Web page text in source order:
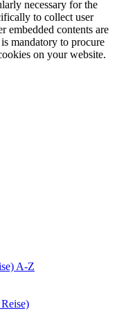
necessary for the
to collect user
embedded contents are
mandatory to procure
on your website.
A-Z